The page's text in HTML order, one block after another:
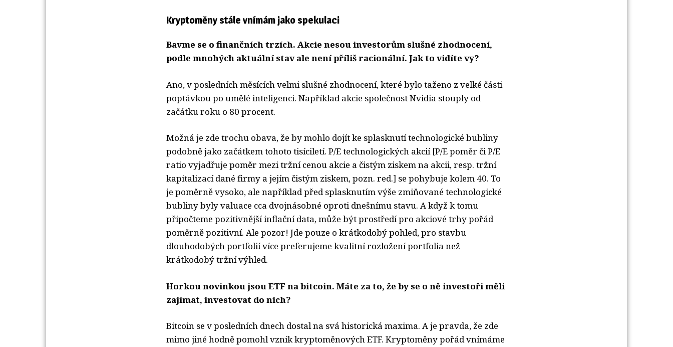
Kryptoměny stále vnímám jako spekulaci
Bavme se o finančních trzích. Akcie nesou investorům slušné zhodnocení,
podle mnohých aktuální stav ale není příliš racionální. Jak to vidíte vy?
Ano, v posledních měsících velmi slušné zhodnocení, které bylo taženo z velké části
poptávkou po umělé inteligenci. Například akcie společnost Nvidia stouply od
začátku roku o 80 procent.
Možná je zde trochu obava, že by mohlo dojít ke splasknutí technologické bubliny
podobně jako začátkem tohoto tisíciletí. P/E technologických akcií [P/E poměr či P/E
ratio vyjadřuje poměr mezi tržní cenou akcie a čistým ziskem na akcii, resp. tržní
kapitalizací dané firmy a jejím čistým ziskem, pozn. red.] se pohybuje kolem 40. To
je poměrně vysoko, ale například před splasknutím výše zmiňované technologické
bubliny byly valuace cca dvojnásobné oproti dnešnímu stavu. A když k tomu
připočteme pozitivnější inflační data, může být prostředí pro akciové trhy pořád
poměrně pozitivní. Ale pozor! Jde pouze o krátkodobý pohled, pro stavbu
dlouhodobých portfolií více preferujeme kvalitní rozložení portfolia než
krátkodobý tržní výhled.
Horkou novinkou jsou ETF na bitcoin. Máte za to, že by se o ně investoři měli
zajímat, investovat do nich?
Bitcoin se v posledních dnech dostal na svá historická maxima. A je pravda, že zde
mimo jiné hodně pomohl vznik kryptoměnových ETF. Kryptoměny pořád vnímáme